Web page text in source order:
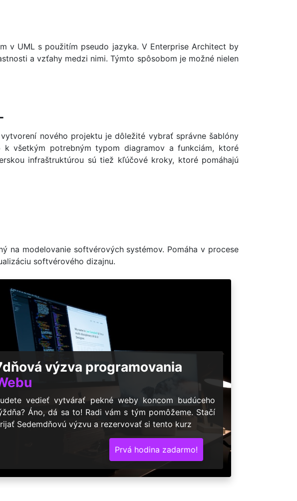
v UML s použitím pseudo jazyka. V Enterprise Architect by
a vzťahy medzi nimi. Týmto spôsobom je možné nielen
nového projektu je dôležité vybrať správne šablóny
všetkým potrebným typom diagramov a funkciám, ktoré
infraštruktúrou sú tiež kľúčové kroky, ktoré pomáhajú
na modelovanie softvérových systémov. Pomáha v procese
softvérového dizajnu.
výzva programovania
vedieť vytvárať pekné weby koncom budúceho
Áno, dá sa to! Radi vám s tým pomôžeme. Stačí
Sedemdňovú výzvu a rezervovať si tento kurz
Prvá hodina zadarmo!